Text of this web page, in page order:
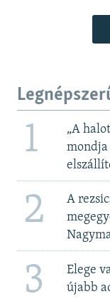
1
„A
2
A
3
Elege
újabb